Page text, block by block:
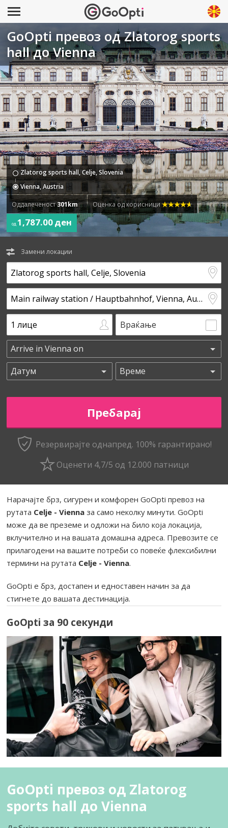
GoOpti превоз од Zlatorog sports
hall до Vienna
Zlatorog sports hall, Celje, Slovenia
Vienna, Austria
Оддалеченост301km Оценка од корисници
од 1,787.00 ден
Замени локации
Враќање
Резервирајте однапред. 100% гарантирано!
Оценети 4,7/5 од 12.000 патници
Нарачајте брз, сигурен и комфорен GoOpti превоз на
рутата Celje - Vienna за само неколку минути. GoOpti
може да ве преземе и одложи на било која локација,
вклучително и на вашата домашна адреса. Превозите се
прилагодени на вашите потреби со повеќе флексибилни
термини на рутата Celje - Vienna.
GoOpti е брз, достапен и едноставен начин за да
стигнете до вашата дестинација.
GoOpti за 90 секунди
GoOpti превоз од Zlatorog
sports hall до Vienna